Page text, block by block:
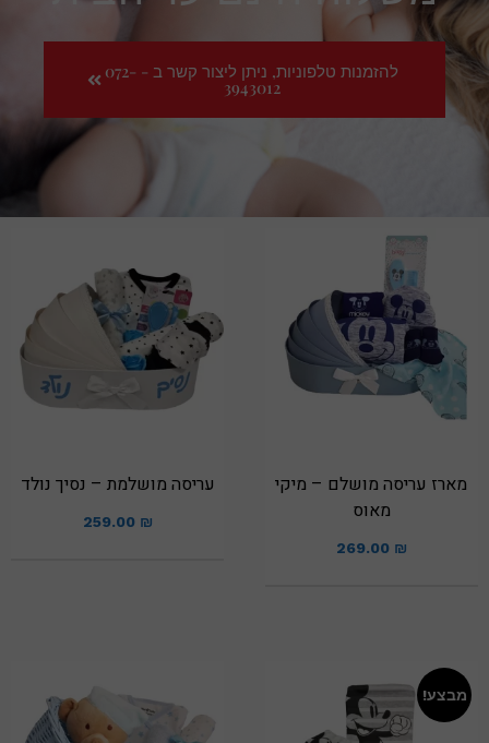
להזמנות טלפוניות, ניתן ליצור קשר ב - 072-
3943012
מארז עריסה מושלם – מיקי
מאוס
269.00 ₪
עריסה מושלמת – נסיך נולד
259.00 ₪
מבצע!